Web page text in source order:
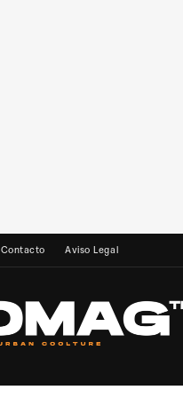
Contacto Aviso Legal